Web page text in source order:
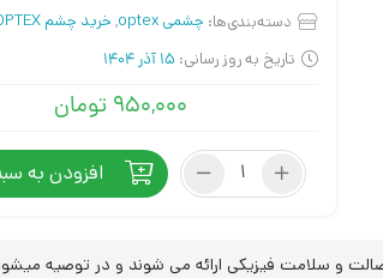
دسته‌بندی‌ها: چشمی optex , خرید چشم OPTEX
تاریخ به روز رسانی: 15 آذر 1404
۹۵۰,۰۰۰ تومان
چشم
40N
افزودن به
و سلامت فیزیکی ارائه می شوند و در توصیه